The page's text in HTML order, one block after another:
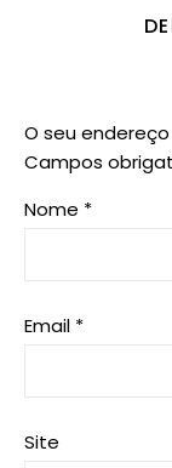
O seu
Campos
Nome *
Email *
Site